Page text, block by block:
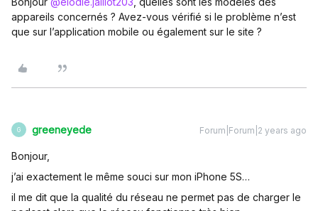
appareils concernés ? Avez-vous vérifié si le problème n’est
que sur l’application mobile ou également sur le site ?
G greeneyede Forum|Forum|2 years ago
Bonjour,
j’ai exactement le même souci sur mon iPhone 5S…
il me dit que la qualité du réseau ne permet pas de charger le